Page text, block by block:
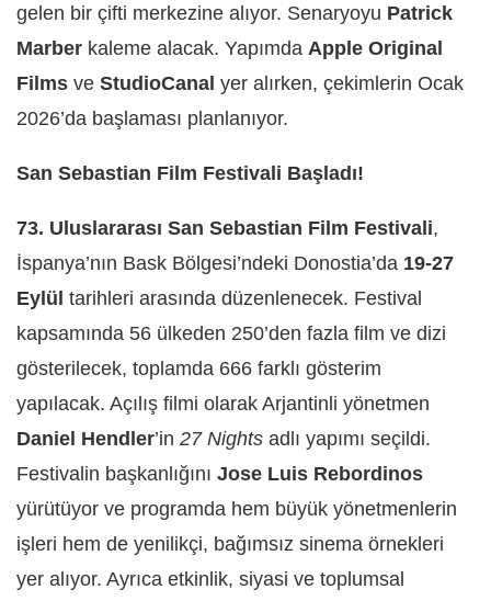
gelen bir çifti merkezine alıyor. Senaryoyu Patrick
Marber kaleme alacak. Yapımda Apple Original
Films ve StudioCanal yer alırken, çekimlerin Ocak
2026’da başlaması planlanıyor.
San Sebastian Film Festivali Başladı!
73. Uluslararası San Sebastian Film Festivali,
İspanya’nın Bask Bölgesi’ndeki Donostia’da 19-27
Eylül tarihleri arasında düzenlenecek. Festival
kapsamında 56 ülkeden 250’den fazla film ve dizi
gösterilecek, toplamda 666 farklı gösterim
yapılacak. Açılış filmi olarak Arjantinli yönetmen
Daniel Hendler’in 27 Nights adlı yapımı seçildi.
Festivalin başkanlığını Jose Luis Rebordinos
yürütüyor ve programda hem büyük yönetmenlerin
işleri hem de yenilikçi, bağımsız sinema örnekleri
yer alıyor. Ayrıca etkinlik, siyasi ve toplumsal